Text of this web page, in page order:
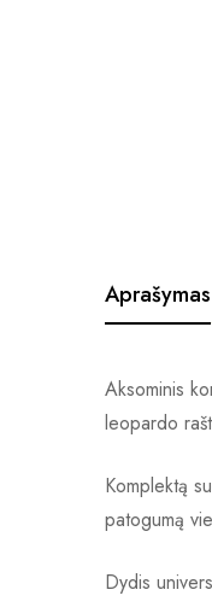
Aprašymas
Aksominis
leopardo
Komplektą
patogumą
Dydis